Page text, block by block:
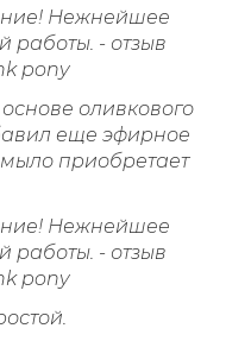
оливкового
еще эфирное
приобретает